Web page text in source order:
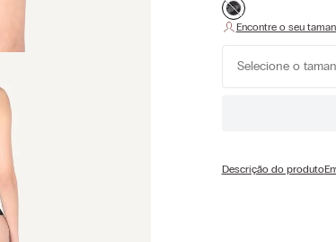
Selecione o
Descrição do produto